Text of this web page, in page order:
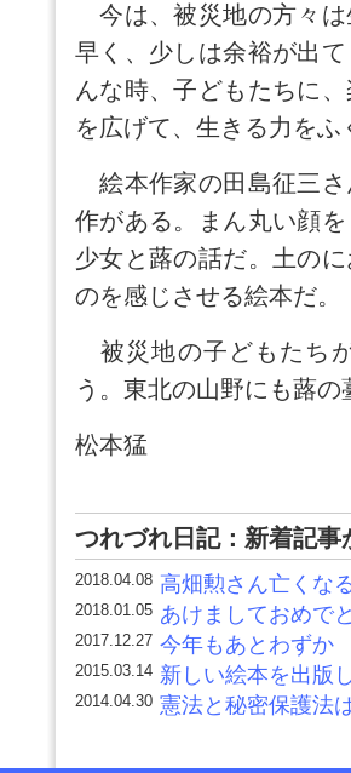
今は、被災地の方々は
早く、少しは余裕が出
んな時、子どもたちに
を広げて、生きる力を
絵本作家の田島征三さ
作がある。まん丸い顔
少女と蕗の話だ。土の
のを感じさせる絵本だ。
被災地の子どもたち
う。東北の山野にも蕗
松本猛
つれづれ日記：新着記事
2018.04.08 高畑勲さん亡くな
2018.01.05 あけましておめで
2017.12.27 今年もあとわずか
2015.03.14 新しい絵本を出版
2014.04.30 憲法と秘密保護法